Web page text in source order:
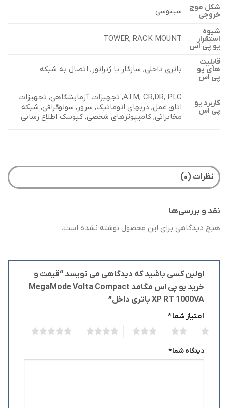
شکل موج
خروجی سینوسی
شیوه
استقرار
یو پی اس
TOWER, RACK MOUNT
قابلیت
های یو
پی اس
باتری داخلی, سازگار با ژنراتور, اتصال به شبکه
کاربرد یو
پی اس
ATM, CR,DR, PLC, تجهیزات آزمایشگاهی, تجهیزات
اتاق عمل, دربهای اتوماتیک, سرور, سونوگرافی, شبکه
مخابراتی, کامیپوترهای شخصی, کیوسک اطلاع رسانی
نظرات (۰)
نقد و بررسی‌ها
هیچ دیدگاهی برای این محصول نوشته نشده است.
اولین کسی باشید که دیدگاهی می نویسد “قیمت و
خرید یو پی اس مگامد MegaMode Volta Compact
XP RT 1000VA باتری داخل”
امتیاز شما*
دیدگاه شما*